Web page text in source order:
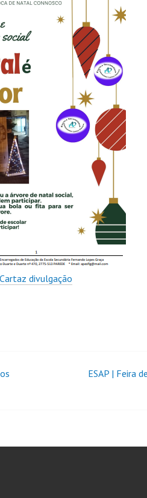
Cartaz divulgação
ESAP | Feira